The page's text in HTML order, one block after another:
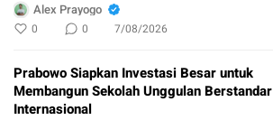
Alex Prayogo
0 0 7/08/2026
Prabowo Siapkan Investasi Besar untuk
Membangun Sekolah Unggulan Berstandar
Internasional